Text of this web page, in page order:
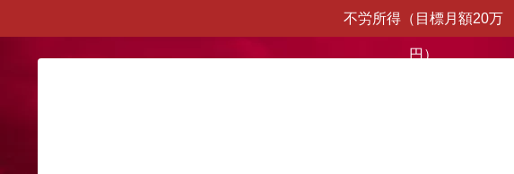
不労所得（目標月額20万
円）